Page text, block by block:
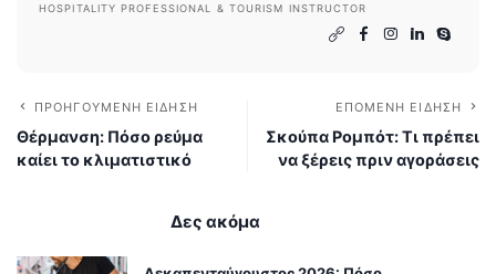
HOSPITALITY PROFESSIONAL & TOURISM INSTRUCTOR
ΠΡΟΗΓΟΎΜΕΝΗ ΕΊΔΗΣΗ
Θέρμανση: Πόσο ρεύμα
καίει το κλιματιστικό
ΕΠΌΜΕΝΗ ΕΊΔΗΣΗ
Σκούπα Ρομπότ: Τι πρέπει
να ξέρεις πριν αγοράσεις
Δες ακόμα